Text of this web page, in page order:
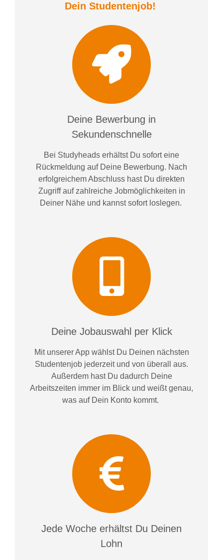
Dein Studentenjob!
Deine Bewerbung in
Sekundenschnelle
Bei Studyheads erhältst Du sofort eine
Rückmeldung auf Deine Bewerbung. Nach
erfolgreichem Abschluss hast Du direkten
Zugriff auf zahlreiche Jobmöglichkeiten in
Deiner Nähe und kannst sofort loslegen.
Deine Jobauswahl per Klick
Mit unserer App wählst Du Deinen nächsten
Studentenjob jederzeit und von überall aus.
Außerdem hast Du dadurch Deine
Arbeitszeiten immer im Blick und weißtgenau,
was auf Dein Konto kommt.
Jede Woche erhältst Du Deinen
Lohn